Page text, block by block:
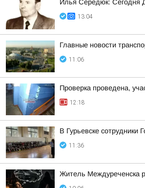
Илья Середюк: Сегодня
13:04
Главные новости
11:06
Проверка проведена,
12:18
В Гурьевске сотрудники
11:36
Житель Междуреченска